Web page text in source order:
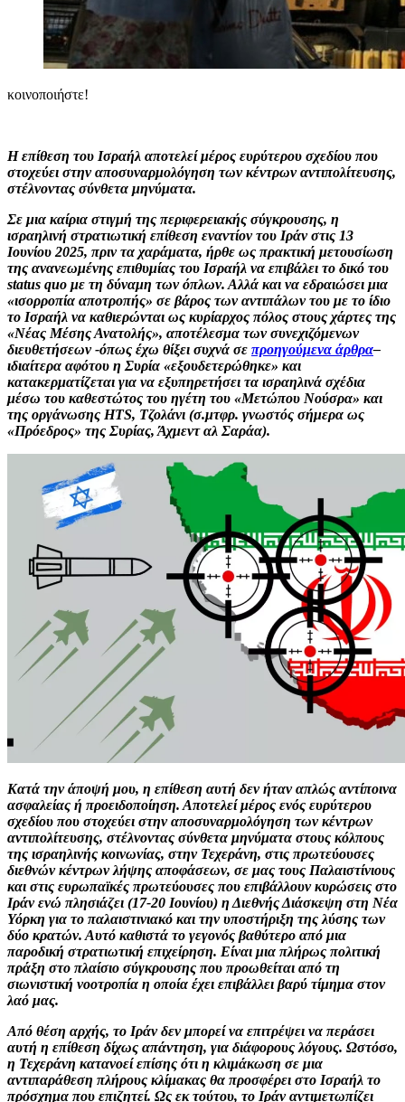
κοινοποιήστε!
Η επίθεση του Ισραήλ αποτελεί μέρος ευρύτερου σχεδίου που
στοχεύει στην αποσυναρμολόγηση των κέντρων αντιπολίτευσης,
στέλνοντας σύνθετα μηνύματα.
Σε μια καίρια στιγμή της περιφερειακής σύγκρουσης, η
ισραηλινή στρατιωτική επίθεση εναντίον του Ιράν στις 13
Ιουνίου 2025, πριν τα χαράματα, ήρθε ως πρακτική μετουσίωση
της ανανεωμένης επιθυμίας του Ισραήλ να επιβάλει το δικό του
status quo με τη δύναμη των όπλων. Αλλά και να εδραιώσει μια
«ισορροπία αποτροπής» σε βάρος των αντιπάλων του με το ίδιο
το Ισραήλ να καθιερώνται ως κυρίαρχος πόλος στους χάρτες της
«Νέας Μέσης Ανατολής», αποτέλεσμα των συνεχιζόμενων
διευθετήσεων -όπως έχω θίξει συχνά σε προηγούμενα άρθρα–
ιδιαίτερα αφότου η Συρία «εξουδετερώθηκε» και
κατακερματίζεται για να εξυπηρετήσει τα ισραηλινά σχέδια
μέσω του καθεστώτος του ηγέτη του «Μετώπου Νούσρα» και
της οργάνωσης HTS, Τζολάνι (σ.μτφρ. γνωστός σήμερα ως
«Πρόεδρος» της Συρίας, Άχμεντ αλ Σαράα).
Κατά την άποψή μου, η επίθεση αυτή δεν ήταν απλώς αντίποινα
ασφαλείας ή προειδοποίηση. Αποτελεί μέρος ενός ευρύτερου
σχεδίου που στοχεύει στην αποσυναρμολόγηση των κέντρων
αντιπολίτευσης, στέλνοντας σύνθετα μηνύματα στους κόλπους
της ισραηλινής κοινωνίας, στην Τεχεράνη, στις πρωτεύουσες
διεθνών κέντρων λήψης αποφάσεων, σε μας τους Παλαιστίνιους
και στις ευρωπαϊκές πρωτεύουσες που επιβάλλουν κυρώσεις στο
Ιράν ενώ πλησιάζει (17-20 Ιουνίου) η Διεθνής Διάσκεψη στη Νέα
Υόρκη για το παλαιστινιακό και την υποστήριξη της λύσης των
δύο κρατών. Αυτό καθιστά το γεγονός βαθύτερο από μια
παροδική στρατιωτική επιχείρηση. Είναι μια πλήρως πολιτική
πράξη στο πλαίσιο σύγκρουσης που προωθείται από τη
σιωνιστική νοοτροπία η οποία έχει επιβάλλει βαρύ τίμημα στον
λαό μας.
Από θέση αρχής, το Ιράν δεν μπορεί να επιτρέψει να περάσει
αυτή η επίθεση δίχως απάντηση, για διάφορους λόγους. Ωστόσο,
η Τεχεράνη κατανοεί επίσης ότι η κλιμάκωση σε μια
αντιπαράθεση πλήρους κλίμακας θα προσφέρει στο Ισραήλ το
πρόσχημα που επιζητεί. Ως εκ τούτου, το Ιράν αντιμετωπίζει